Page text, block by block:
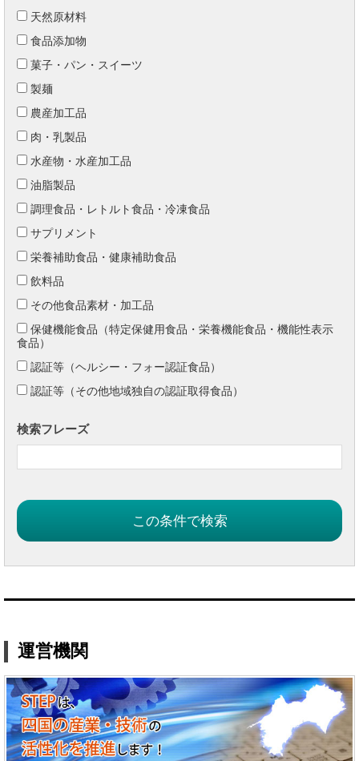
天然原材料
食品添加物
菓子・パン・スイーツ
製麺
農産加工品
肉・乳製品
水産物・水産加工品
油脂製品
調理食品・レトルト食品・冷凍食品
サプリメント
栄養補助食品・健康補助食品
飲料品
その他食品素材・加工品
保健機能食品（特定保健用食品・栄養機能食品・機能性表示
食品）
認証等（ヘルシー・フォー認証食品）
認証等（その他地域独自の認証取得食品）
検索フレーズ
運営機関